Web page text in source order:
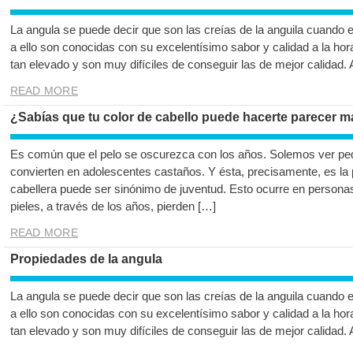
La angula se puede decir que son las creías de la anguila cuando
a ello son conocidas con su excelentísimo sabor y calidad a la
tan elevado y son muy difíciles de conseguir las de mejor
READ MORE
¿Sabías que tu color de cabello puede hacerte parecer
Es común que el pelo se oscurezca con los años. Solemos ver
convierten en adolescentes castaños. Y ésta, precisamente, es
cabellera puede ser sinónimo de juventud. Esto ocurre en
pieles, a través de los años, pierden […]
READ MORE
Propiedades de la angula
La angula se puede decir que son las creías de la anguila cuando
a ello son conocidas con su excelentísimo sabor y calidad a la
tan elevado y son muy difíciles de conseguir las de mejor